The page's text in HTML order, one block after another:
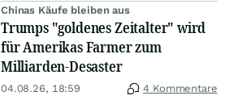
Chinas Käufe bleiben aus
Trumps "goldenes Zeitalter" wird
für Amerikas Farmer zum
Milliarden-Desaster
04.08.26, 18:59 4 Kommentare